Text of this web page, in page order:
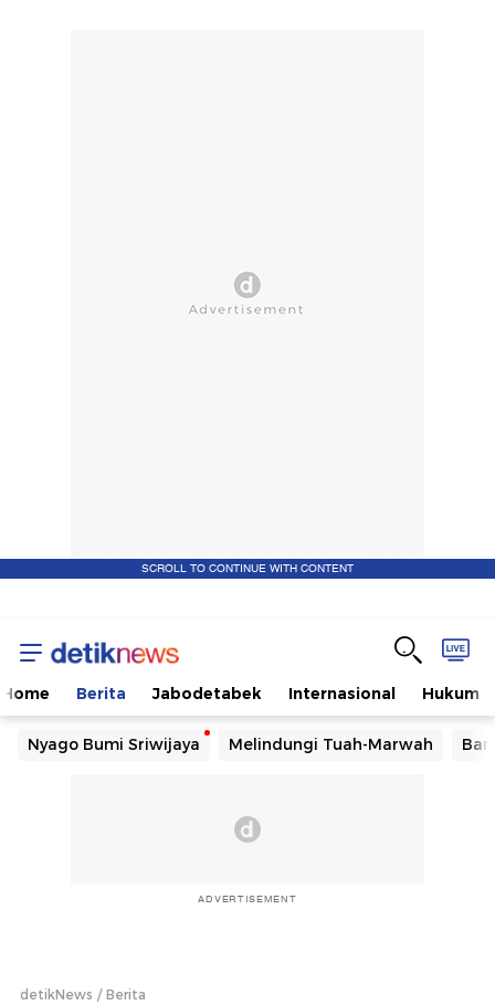
SCROLL TO CONTINUE WITH CONTENT
Home Berita Jabodetabek Internasional Hukum
Nyago Bumi Sriwijaya Melindungi Tuah-Marwah
ADVERTISEMENT
detikNews Berita